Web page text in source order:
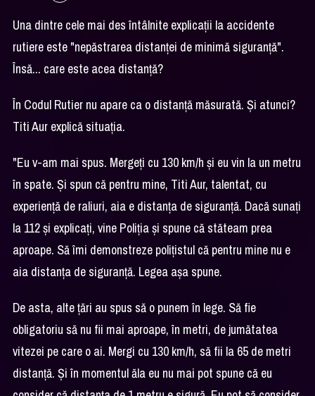
Una dintre cele mai des întâlnite explicaţii la accidente
rutiere este "nepăstrarea distanţei de minimă siguranţă".
Însă... care este acea distanţă?
În Codul Rutier nu apare ca o distanţă măsurată. Şi atunci?
Titi Aur explică situaţia.
"Eu v-am mai spus. Mergeţi cu 130 km/h şi eu vin la un metru
în spate. Şi spun că pentru mine, Titi Aur, talentat, cu
experienţă de raliuri, aia e distanţa de siguranţă. Dacă sunaţi
la 112 şi explicaţi, vine Poliţia şi spune că stăteam prea
aproape. Să îmi demonstreze poliţistul că pentru mine nu e
aia distanţa de siguranţă. Legea aşa spune.
De asta, alte ţări au spus să o punem în lege. Să fie
obligatoriu să nu fii mai aproape, în metri, de jumătatea
vitezei pe care o ai. Mergi cu 130 km/h, să fii la 65 de metri
distanţă. Şi în momentul ăla eu nu mai pot spune că eu